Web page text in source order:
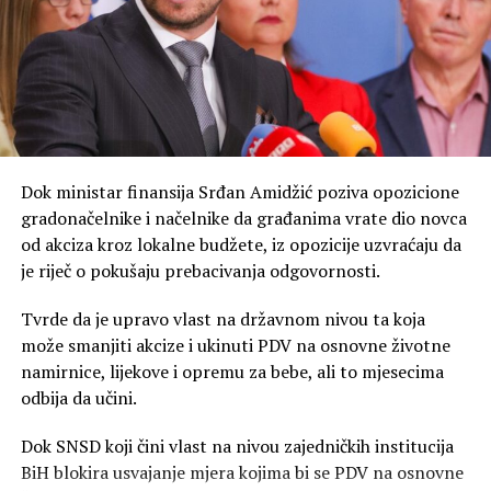
– Napunili smo solidno akumulaciju “Bileća”, i poslije
toga imamo znatno manje padavina, u januaru 440 litara
po metru kvadratnom, a u ostalih pet mjeseci imamo
287 litara – naveo je Duško Vujović, rukovodilac sektora
za upravljanje proizvodnjom i vodama ZP
Trenutni dotoci su minorni u odnosu na potrošnju. Kota
hidroakumulacije “Bileća” je niža jedanaest metara u
odnosu na plan.
– Ona može da radio još 30, 40 dana, imamo remont
Hidroelektrana na Trebišnjici, koji će trajati preko
mjesec dana, crpimo naše kapacitete, vjerujem da će u
oktobru krenuti drugačije – kaže Petrović, navodi
Tada se očekuje povratak Termoelektrane Ugljevik u
Dok ministar finansija Srđan Amidžić poziva opozicione
gradonačelnike i načelnike da građanima vrate dio novca
od akciza kroz lokalne budžete, iz opozicije uzvraćaju da
je riječ o pokušaju prebacivanja odgovornosti.
Tvrde da je upravo vlast na državnom nivou ta koja
može smanjiti akcize i ukinuti PDV na osnovne životne
namirnice, lijekove i opremu za bebe, ali to mjesecima
odbija da učini.
Dok SNSD koji čini vlast na nivou zajedničkih institucija
BiH blokira usvajanje mjera kojima bi se PDV na osnovne